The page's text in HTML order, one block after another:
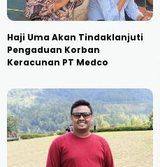
Haji Uma Akan Tindaklanjuti
Pengaduan Korban
Keracunan PT Medco